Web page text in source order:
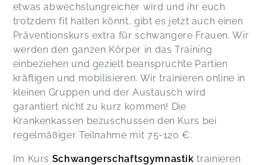
etwas abwechslungreicher wird und ihr euch
trotzdem fit halten könnt, gibt es jetzt auch einen
Präventionskurs extra für schwangere Frauen. Wir
werden den ganzen Körper in das Training
einbeziehen und gezielt beanspruchte Partien
kräftigen und mobilisieren. Wir trainieren online in
kleinen Gruppen und der Austausch wird
garantiert nicht zu kurz kommen! Die
Krankenkassen bezuschussen den Kurs bei
regelmäßiger Teilnahme mit 75-120 €.
Im Kurs Schwangerschaftsgymnastiktrainieren